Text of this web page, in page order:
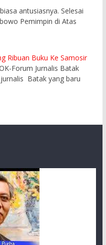
antusiasnya. Selesai
Pemimpin di Atas
Ribuan Buku Ke Samosir
Forum Jurnalis Batak
jurnalis Batak yang baru